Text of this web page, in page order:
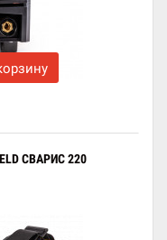
СВАРИС 220